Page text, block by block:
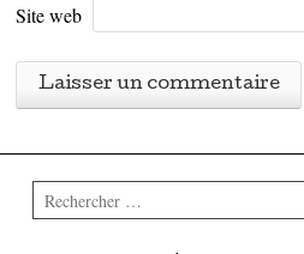
Site web
Rechercher